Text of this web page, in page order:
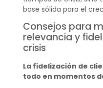
base sólida para el
Consejos para
relevancia y
crisis
La fidelización de
todo en momentos